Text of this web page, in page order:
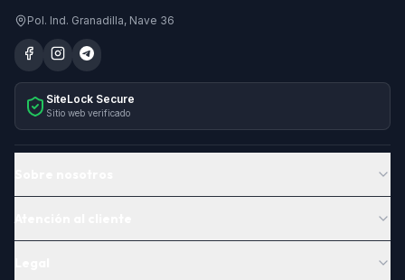
Pol. Ind. Granadilla, Nave 36
SiteLock Secure
Sitio web verificado